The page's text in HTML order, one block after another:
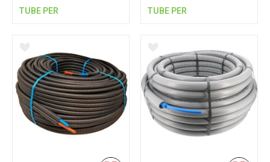
TUBE PER TUBE PER